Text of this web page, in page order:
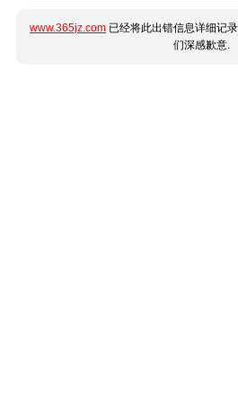
www.365jz.com 已经将此出错信息详细记
们深感歉意.